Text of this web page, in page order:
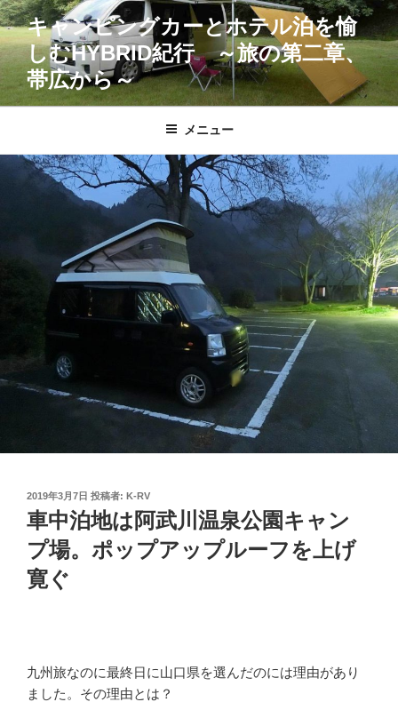
コ
ン
テ
キ
キャンピングカーとホテル泊を愉
しむHYBRID紀行 ～旅の第二章、
帯広から～
メニュー
投
稿
日:
2019年3月7日 投稿者: K-RV
車中泊地は阿武川温泉公園キャン
プ場。ポップアップルーフを上げ
寛ぐ
九州旅なのに最終日に山口県を選んだのには理由があり
ました。その理由とは？